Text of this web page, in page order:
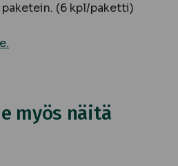
(6 kpl/paketti)
myös näitä